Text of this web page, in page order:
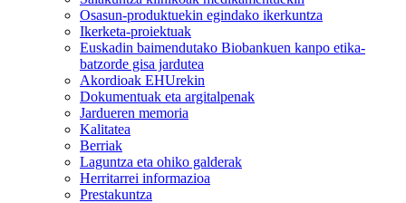
Osasun-produktuekin egindako ikerkuntza
Ikerketa-proiektuak
Euskadin baimendutako Biobankuen kanpo etika-
batzorde gisa jardutea
Akordioak EHUrekin
Dokumentuak eta argitalpenak
Jardueren memoria
Kalitatea
Berriak
Laguntza eta ohiko galderak
Herritarrei informazioa
Prestakuntza